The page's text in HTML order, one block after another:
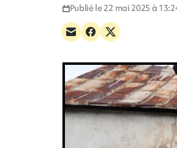
Publié le 22 mai 2025 à